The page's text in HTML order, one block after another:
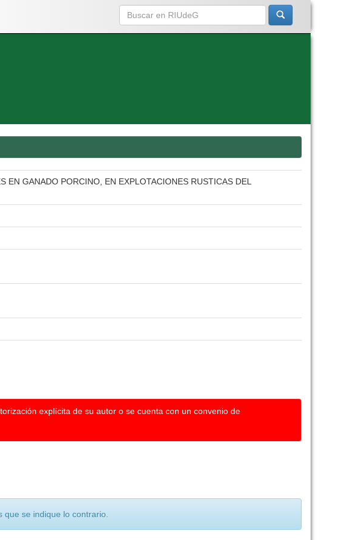
GANADO PORCINO, EN EXPLOTACIONES RUSTICAS DEL
explícita de su autor o se cuenta con un convenio de
se indique lo contrario.